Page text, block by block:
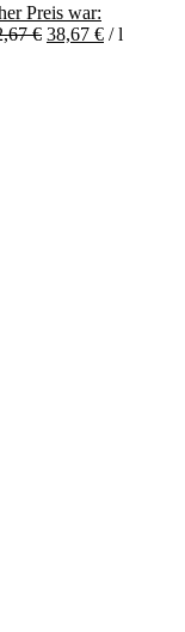
Preis war:
€ 38,67 € /l